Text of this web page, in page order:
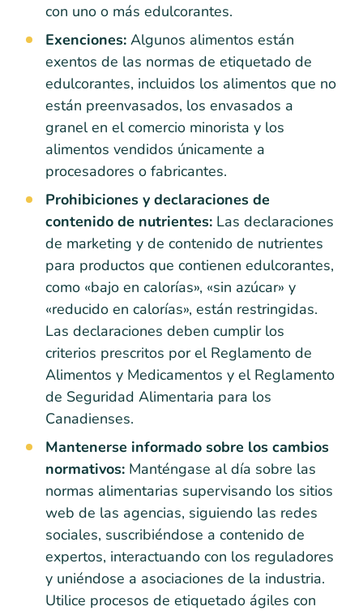
con uno o más edulcorantes.
Exenciones: Algunos alimentos están
exentos de las normas de etiquetado de
edulcorantes, incluidos los alimentos que no
están preenvasados, los envasados a
granel en el comercio minorista y los
alimentos vendidos únicamente a
procesadores o fabricantes.
Prohibiciones y declaraciones de
contenido de nutrientes: Las declaraciones
de marketing y de contenido de nutrientes
para productos que contienen edulcorantes,
como «bajo en calorías», «sin azúcar» y
«reducido en calorías», están restringidas.
Las declaraciones deben cumplir los
criterios prescritos por el Reglamento de
Alimentos y Medicamentos y el Reglamento
de Seguridad Alimentaria para los
Canadienses.
Mantenerse informado sobre los cambios
normativos: Manténgase al día sobre las
normas alimentarias supervisando los sitios
web de las agencias, siguiendo las redes
sociales, suscribiéndose a contenido de
expertos, interactuando con los reguladores
y uniéndose a asociaciones de la industria.
Utilice procesos de etiquetado ágiles con